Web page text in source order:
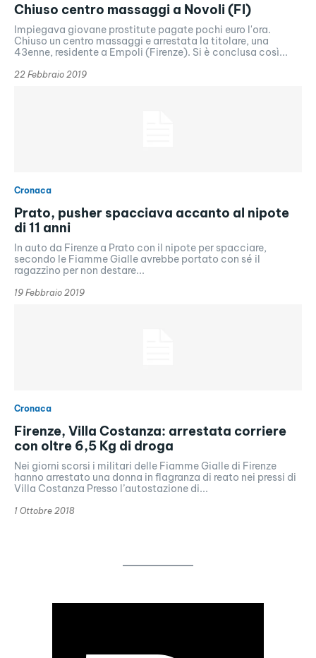
Chiuso centro massaggi a Novoli (FI)
Impiegava giovane prostitute pagate pochi euro l'ora.
Chiuso un centro massaggi e arrestata la titolare, una
43enne, residente a Empoli (Firenze). Si è conclusa così...
22 Febbraio 2019
Cronaca
Prato, pusher spacciava accanto al nipote
di 11 anni
In auto da Firenze a Prato con il nipote per spacciare,
secondo le Fiamme Gialle avrebbe portato con sé il
ragazzino per non destare...
19 Febbraio 2019
Cronaca
Firenze, Villa Costanza: arrestata corriere
con oltre 6,5 Kg di droga
Nei giorni scorsi i militari delle Fiamme Gialle di Firenze
hanno arrestato una donna in flagranza di reato nei pressi di
Villa Costanza Presso l’autostazione di...
1 Ottobre 2018